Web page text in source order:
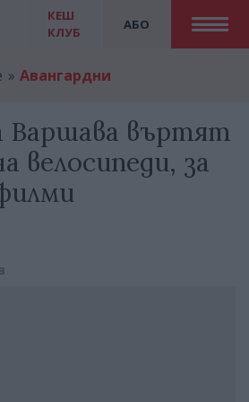
АБО
КЕШ
КЛУБ
Авангардни
въртят
велосипеди, за